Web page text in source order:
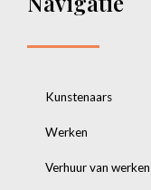
Kunstenaars
Werken
Verhuur van werken